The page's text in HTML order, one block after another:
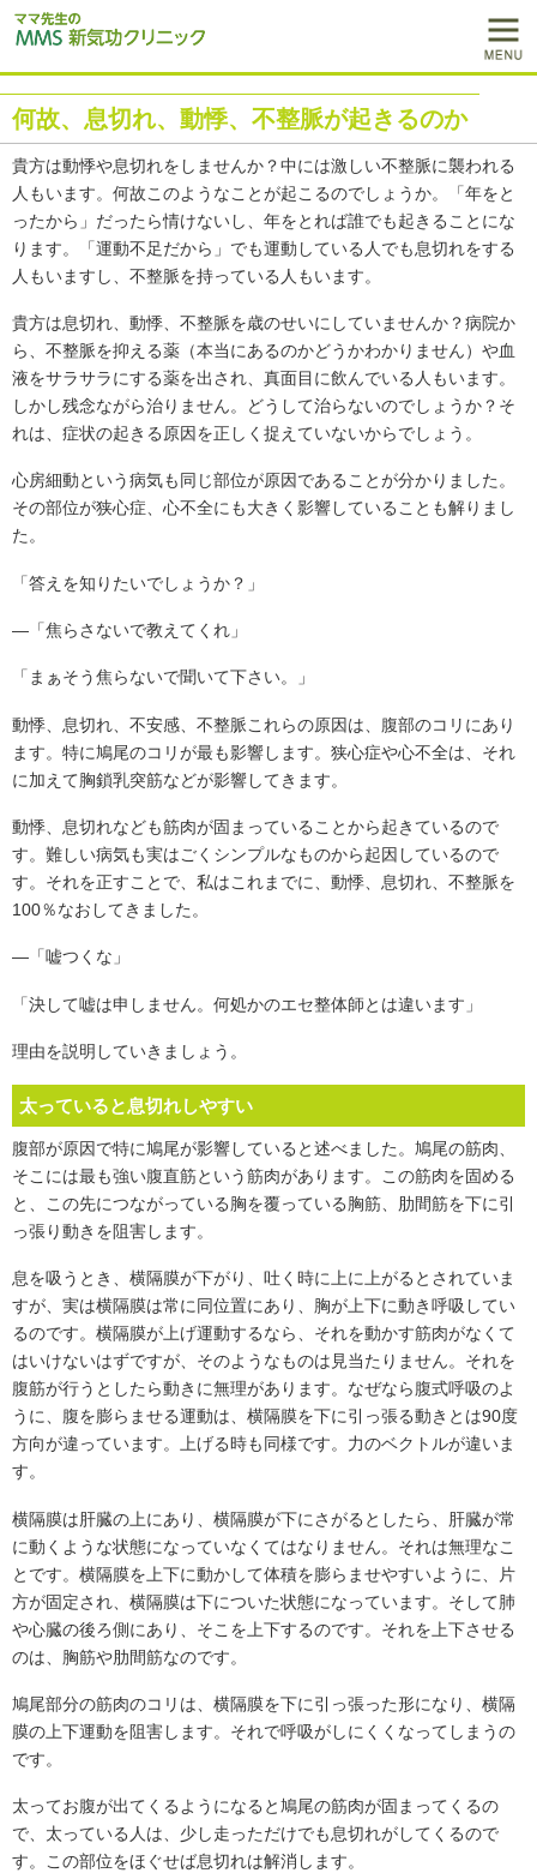
何故、息切れ、動悸、不整脈が起きるのか
貴方は動悸や息切れをしませんか？中には激しい不整脈に襲われる
人もいます。何故このようなことが起こるのでしょうか。「年をと
ったから」だったら情けないし、年をとれば誰でも起きることにな
ります。「運動不足だから」でも運動している人でも息切れをする
人もいますし、不整脈を持っている人もいます。
貴方は息切れ、動悸、不整脈を歳のせいにしていませんか？病院か
ら、不整脈を抑える薬（本当にあるのかどうかわかりません）や血
液をサラサラにする薬を出され、真面目に飲んでいる人もいます。
しかし残念ながら治りません。どうして治らないのでしょうか？そ
れは、症状の起きる原因を正しく捉えていないからでしょう。
心房細動という病気も同じ部位が原因であることが分かりました。
その部位が狭心症、心不全にも大きく影響していることも解りまし
た。
「答えを知りたいでしょうか？」
―「焦らさないで教えてくれ」
「まぁそう焦らないで聞いて下さい。」
動悸、息切れ、不安感、不整脈これらの原因は、腹部のコリにあり
ます。特に鳩尾のコリが最も影響します。狭心症や心不全は、それ
に加えて胸鎖乳突筋などが影響してきます。
動悸、息切れなども筋肉が固まっていることから起きているので
す。難しい病気も実はごくシンプルなものから起因しているので
す。それを正すことで、私はこれまでに、動悸、息切れ、不整脈を
100％なおしてきました。
―「嘘つくな」
「決して嘘は申しません。何処かのエセ整体師とは違います」
理由を説明していきましょう。
太っていると息切れしやすい
腹部が原因で特に鳩尾が影響していると述べました。鳩尾の筋肉、
そこには最も強い腹直筋という筋肉があります。この筋肉を固める
と、この先につながっている胸を覆っている胸筋、肋間筋を下に引
っ張り動きを阻害します。
息を吸うとき、横隔膜が下がり、吐く時に上に上がるとされていま
すが、実は横隔膜は常に同位置にあり、胸が上下に動き呼吸してい
るのです。横隔膜が上げ運動するなら、それを動かす筋肉がなくて
はいけないはずですが、そのようなものは見当たりません。それを
腹筋が行うとしたら動きに無理があります。なぜなら腹式呼吸のよ
うに、腹を膨らませる運動は、横隔膜を下に引っ張る動きとは90度
方向が違っています。上げる時も同様です。力のベクトルが違いま
す。
横隔膜は肝臓の上にあり、横隔膜が下にさがるとしたら、肝臓が常
に動くような状態になっていなくてはなりません。それは無理なこ
とです。横隔膜を上下に動かして体積を膨らませやすいように、片
方が固定され、横隔膜は下についた状態になっています。そして肺
や心臓の後ろ側にあり、そこを上下するのです。それを上下させる
のは、胸筋や肋間筋なのです。
鳩尾部分の筋肉のコリは、横隔膜を下に引っ張った形になり、横隔
膜の上下運動を阻害します。それで呼吸がしにくくなってしまうの
です。
太ってお腹が出てくるようになると鳩尾の筋肉が固まってくるの
で、太っている人は、少し走っただけでも息切れがしてくるので
す。この部位をほぐせば息切れは解消します。